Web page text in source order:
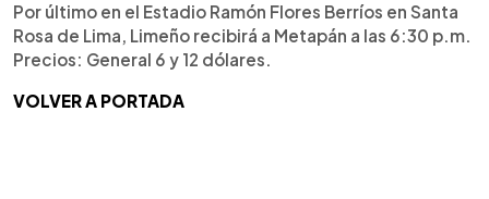
Por último en el Estadio Ramón Flores Berríos en Santa
Rosa de Lima, Limeño recibirá a Metapán a las 6:30 p.m.
Precios: General 6 y 12 dólares.
VOLVER A PORTADA